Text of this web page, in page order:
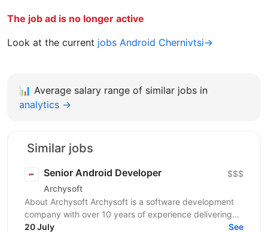
The job ad is no longer active
Look at the current jobs Android Chernivtsi→
📊 Average salary range of similar jobs in
analytics →
Similar jobs
Senior Android Developer
Archysoft
$$$
About Archysoft Archysoft is a software development
company with over 10 years of experience delivering
solutions to clients across the United States and...
20 July See